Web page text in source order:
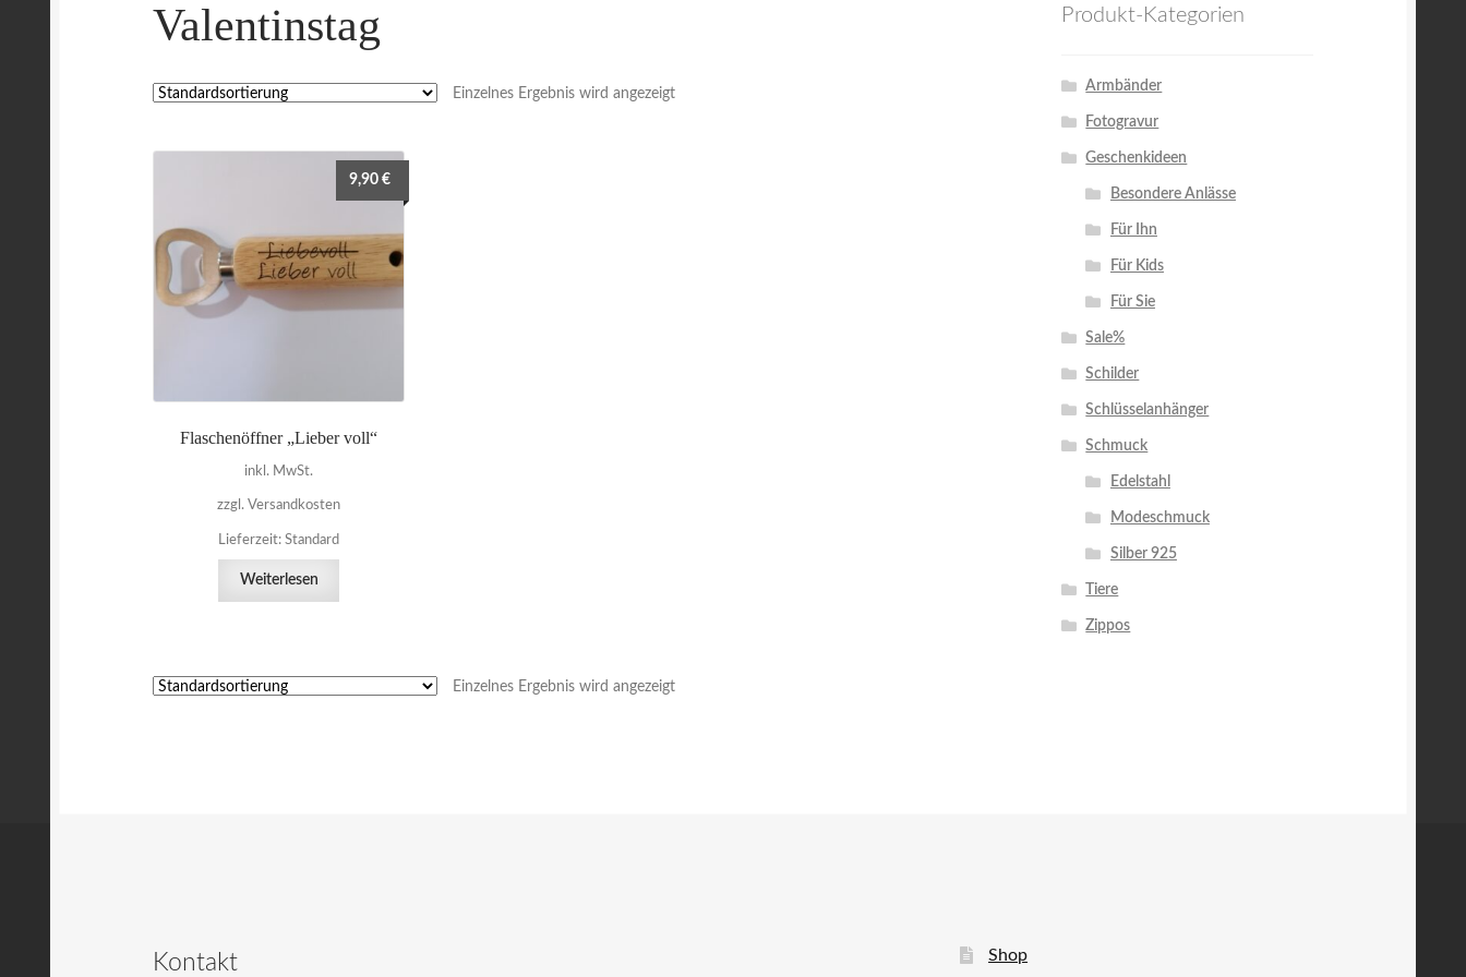
Valentinstag
Einzelnes Ergebnis wird angezeigt
Flaschenöffner „Lieber voll“
9,90€
inkl. MwSt.
zzgl. Versandkosten
Lieferzeit:Standard
Weiterlesen
Einzelnes Ergebnis wird angezeigt
Produkt-Kategorien
Armbänder
Fotogravur
Geschenkideen
Besondere Anlässe
Für Ihn
Für Kids
Für Sie
Sale%
Schilder
Schlüsselanhänger
Schmuck
Edelstahl
Modeschmuck
Silber 925
Tiere
Zippos
Kontakt Shop